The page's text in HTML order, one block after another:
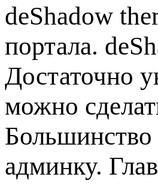
deShadow
портала.
Достаточно
можно
Большинство
админку.